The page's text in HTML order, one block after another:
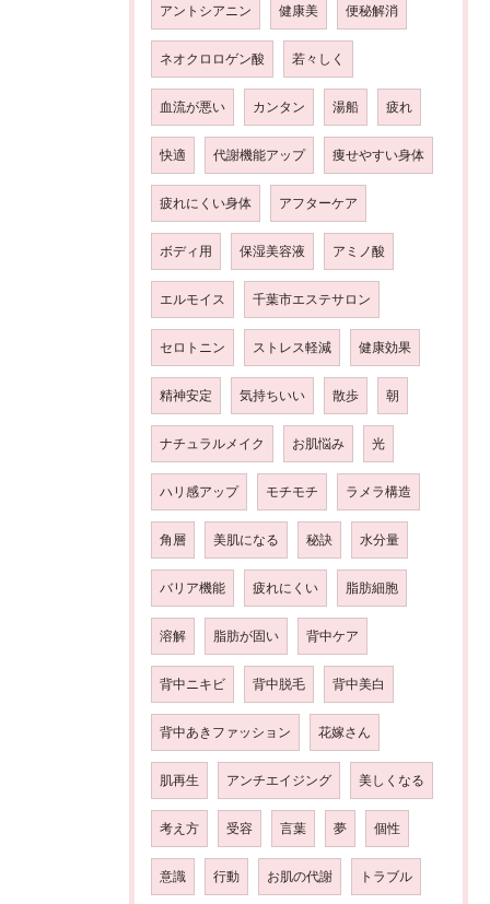
アントシアニン 健康美 便秘解消
ネオクロロゲン酸 若々しく
血流が悪い カンタン 湯船 疲れ
快適 代謝機能アップ 痩せやすい身体
疲れにくい身体 アフターケア
ボディ用 保湿美容液 アミノ酸
エルモイス 千葉市エステサロン
セロトニン ストレス軽減 健康効果
精神安定 気持ちいい 散歩 朝
ナチュラルメイク お肌悩み 光
ハリ感アップ モチモチ ラメラ構造
角層 美肌になる 秘訣 水分量
バリア機能 疲れにくい 脂肪細胞
溶解 脂肪が固い 背中ケア
背中ニキビ 背中脱毛 背中美白
背中あきファッション 花嫁さん
肌再生 アンチエイジング 美しくなる
考え方 受容 言葉 夢 個性
意識 行動 お肌の代謝 トラブル